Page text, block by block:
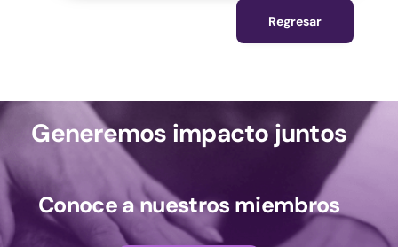
Regresar
Generemos impacto juntos
Conoce a nuestros miembros